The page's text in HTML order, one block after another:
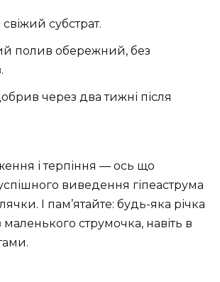
субстрат.
полив обережний, без
через два тижні після
і терпіння — ось що
виведення гіпеаструма
І пам’ятайте: будь-яка річка
струмочка, навіть в